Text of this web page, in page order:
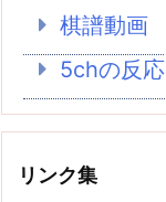
棋譜動画
5chの反応
リンク集